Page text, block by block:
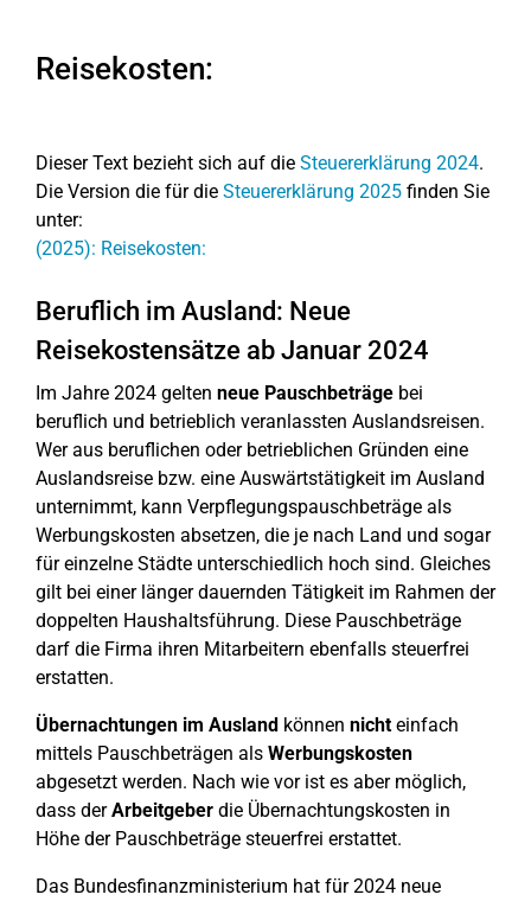
Reisekosten:
Dieser Text bezieht sich auf die Steuererklärung 2024.
Die Version die für die Steuererklärung 2025 finden Sie
unter:
(2025): Reisekosten:
Beruflich im Ausland: Neue
Reisekostensätze ab Januar 2024
Im Jahre 2024 gelten neue Pauschbeträge bei
beruflich und betrieblich veranlassten Auslandsreisen.
Wer aus beruflichen oder betrieblichen Gründen eine
Auslandsreise bzw. eine Auswärtstätigkeit im Ausland
unternimmt, kann Verpflegungspauschbeträge als
Werbungskosten absetzen, die je nach Land und sogar
für einzelne Städte unterschiedlich hoch sind. Gleiches
gilt bei einer länger dauernden Tätigkeit im Rahmen der
doppelten Haushaltsführung. Diese Pauschbeträge
darf die Firma ihren Mitarbeitern ebenfalls steuerfrei
erstatten.
Übernachtungen im Ausland können nichteinfach
mittels Pauschbeträgen als Werbungskosten
abgesetzt werden. Nach wie vor ist es aber möglich,
dass derArbeitgeber die Übernachtungskosten in
Höhe der Pauschbeträge steuerfrei erstattet.
Das Bundesfinanzministerium hat für 2024 neue